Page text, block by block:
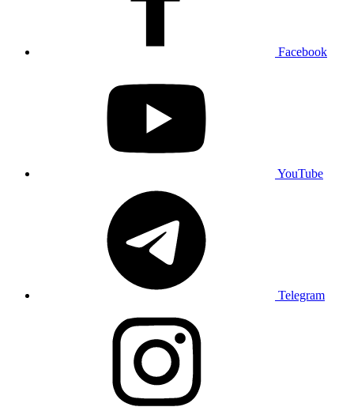
Facebook
YouTube
Telegram